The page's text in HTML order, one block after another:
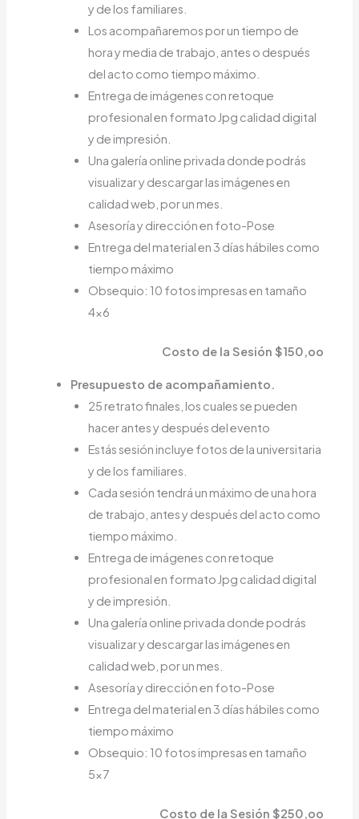
y de los familiares.
Los acompañaremos por un tiempo de
hora y media de trabajo, antes o después
del acto como tiempo máximo.
Entrega de imágenes con retoque
profesional en formato Jpg calidad digital
y de impresión.
Una galería online privada donde podrás
visualizar y descargar las imágenes en
calidad web, por un mes.
Asesoría y dirección en foto-Pose
Entrega del material en 3 días hábiles como
tiempo máximo
Obsequio: 10 fotos impresas en tamaño
4×6
Costo de la Sesión $150,oo
Presupuesto de acompañamiento.
25 retrato finales, los cuales se pueden
hacer antes y después del evento
Estás sesión incluye fotos de la universitaria
y de los familiares.
Cada sesión tendrá un máximo de una hora
de trabajo, antes y después del acto como
tiempo máximo.
Entrega de imágenes con retoque
profesional en formato Jpg calidad digital
y de impresión.
Una galería online privada donde podrás
visualizar y descargar las imágenes en
calidad web, por un mes.
Asesoría y dirección en foto-Pose
Entrega del material en 3 días hábiles como
tiempo máximo
Obsequio: 10 fotos impresas en tamaño
5×7
Costo de la Sesión $250,oo